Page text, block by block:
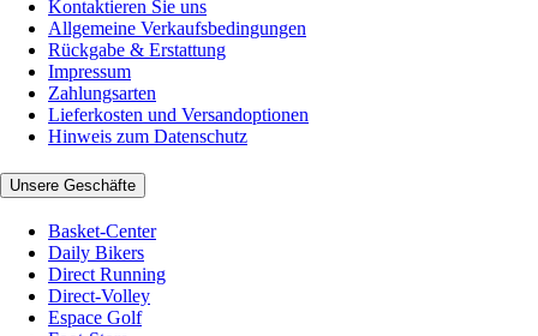
Kontaktieren Sie uns
Allgemeine Verkaufsbedingungen
Rückgabe & Erstattung
Impressum
Zahlungsarten
Lieferkosten und Versandoptionen
Hinweis zum Datenschutz
Unsere Geschäfte
Basket-Center
Daily Bikers
Direct Running
Direct-Volley
Espace Golf